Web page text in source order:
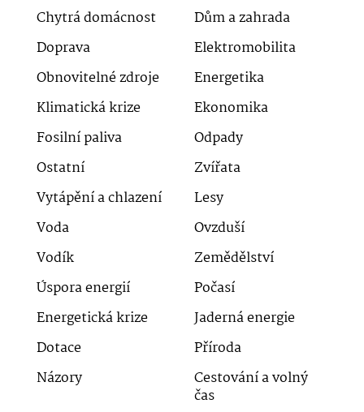
Chytrá domácnost
Dům a zahrada
Doprava
Elektromobilita
Obnovitelné zdroje
Energetika
Klimatická krize
Ekonomika
Fosilní paliva
Odpady
Ostatní
Zvířata
Vytápění a chlazení
Lesy
Voda
Ovzduší
Vodík
Zemědělství
Úspora energií
Počasí
Energetická krize
Jaderná energie
Dotace
Příroda
Názory
Cestování a volný
čas